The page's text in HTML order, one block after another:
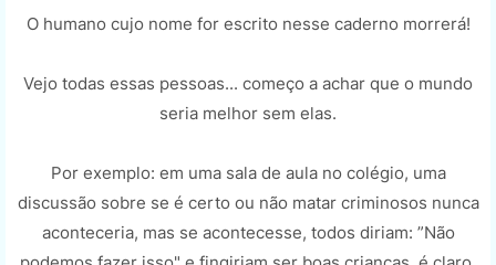
O humano cujo nome for escrito nesse caderno morrerá!
Vejo todas essas pessoas... começo a achar que o mundo
seria melhor sem elas.
Por exemplo: em uma sala de aula no colégio, uma
discussão sobre se é certo ou não matar criminosos nunca
aconteceria, mas se acontecesse, todos diriam: ”Não